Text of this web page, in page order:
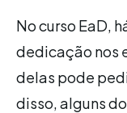
No curso EaD,
dedicação nos
delas pode
disso, alguns